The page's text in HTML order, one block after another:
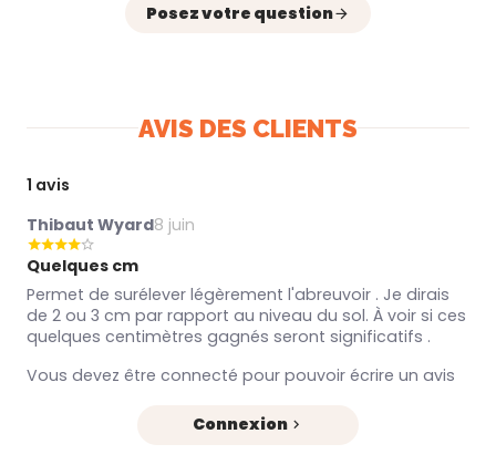
Posez votre question
AVIS DES CLIENTS
1 avis
Thibaut Wyard8 juin
Quelques cm
Permet de surélever légèrement l'abreuvoir . Je dirais
de 2 ou 3 cm par rapport au niveau du sol. À voir si ces
quelques centimètres gagnés seront significatifs .
Vous devez être connecté pour pouvoir écrire un avis
Connexion